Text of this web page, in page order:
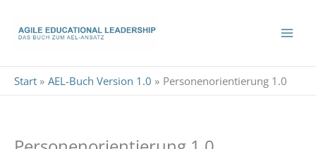
Inhalt
springen
Start AEL-Buch Version 1.0 Personenorientierung 1.0